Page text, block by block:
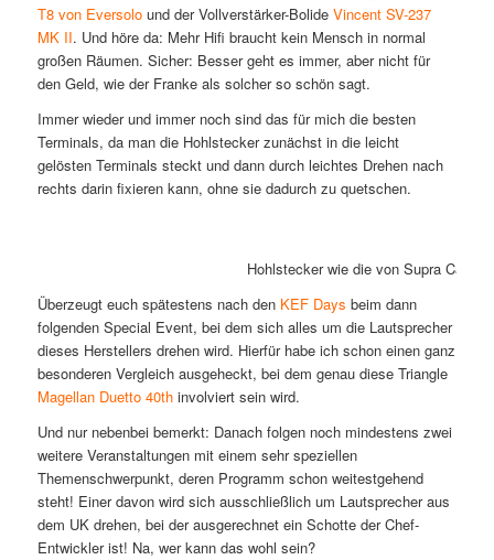
T8 von Eversolound der Vollverstärker-Bolide Vincent SV-237
MK II. Und höre da: Mehr Hifi braucht kein Mensch in normal
großen Räumen. Sicher: Besser geht es immer, aber nicht für
den Geld, wie der Franke als solcher so schön sagt.
Immer wieder und immer noch sind das für mich die besten
Terminals, da man die Hohlstecker zunächst in die leicht
gelösten Terminals steckt und dann durch leichtes Drehen nach
rechts darin fixieren kann, ohne sie dadurch zu quetschen.
Hohlstecker wie die von Supra
Überzeugt euch spätestens nach den KEF Days beim dann
folgenden Special Event, bei dem sich alles um die Lautsprecher
dieses Herstellers drehen wird. Hierfür habe ich schon einen ganz
besonderen Vergleich ausgeheckt, bei dem genau diese Triangle
Magellan Duetto 40thinvolviert sein wird.
Und nur nebenbei bemerkt: Danach folgen noch mindestens zwei
weitere Veranstaltungen mit einem sehr speziellen
Themenschwerpunkt, deren Programm schon weitestgehend
steht! Einer davon wird sich ausschließlich um Lautsprecher aus
dem UK drehen, bei der ausgerechnet ein Schotte der Chef-
Entwickler ist! Na, wer kann das wohl sein?